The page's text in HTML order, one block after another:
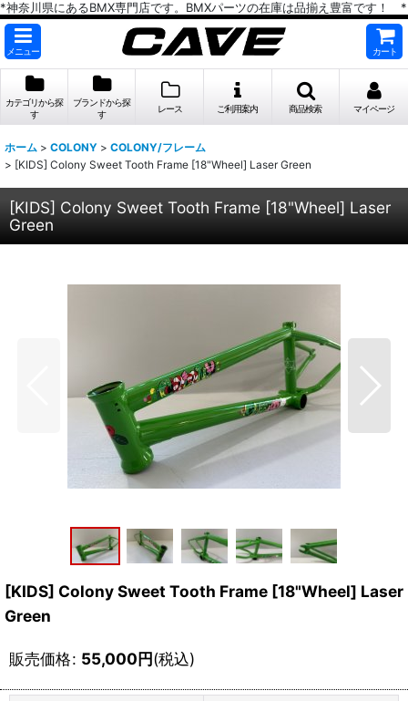
*神奈川県にあるBMX専門店です。BMXパーツの在庫は品揃え豊富です！ *
メニュー カート
カテゴリから探
す
ブランドから探
す
レース ご利用案内 商品検索 マイページ
ホーム > COLONY > COLONY/フレーム
> [KIDS] Colony Sweet Tooth Frame [18"Wheel] Laser Green
[KIDS] Colony Sweet Tooth Frame [18"Wheel] Laser
Green
[KIDS] Colony Sweet Tooth Frame [18"Wheel] Laser
Green
販売価格: 55,000円(税込)